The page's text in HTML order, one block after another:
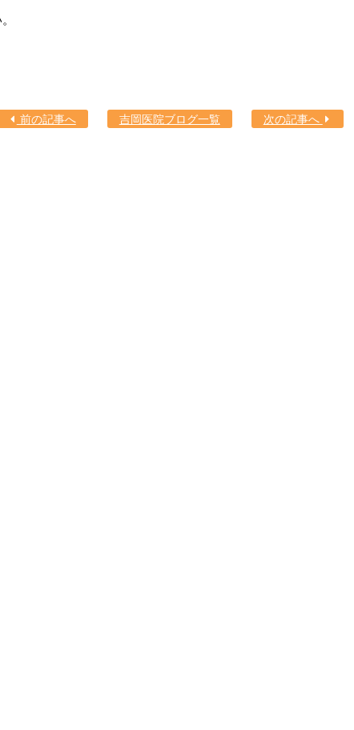
前の記事へ 吉岡医院ブログ一覧 次の記事へ